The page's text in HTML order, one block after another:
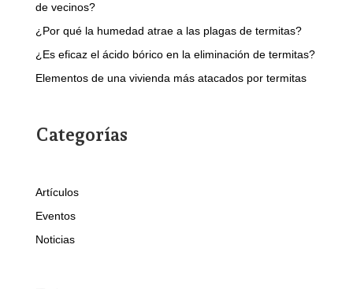
de vecinos?
¿Por qué la humedad atrae a las plagas de termitas?
¿Es eficaz el ácido bórico en la eliminación de termitas?
Elementos de una vivienda más atacados por termitas
Categorías
Artículos
Eventos
Noticias